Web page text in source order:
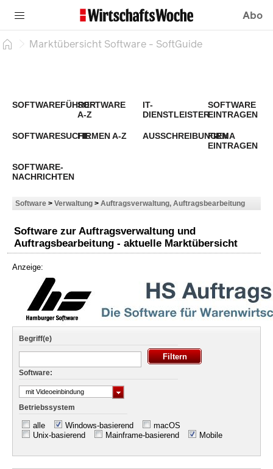
Abo
Marktübersicht Software - SoftGuide
SOFTWAREFÜHRERSOFTWARE
A-Z
IT-
DIENSTLEISTER
SOFTWARE
EINTRAGEN
SOFTWARESUCHEFIRMEN A-Z AUSSCHREIBUNGEN
FIRMA
EINTRAGEN
SOFTWARE-
NACHRICHTEN
Software > Verwaltung > Auftragsverwaltung, Auftragsbearbeitung
Software zur Auftragsverwaltung und
Auftragsbearbeitung - aktuelle Marktübersicht
Anzeige:
Begriff(e)
Software:
mit Videoeinbindung
Betriebssystem
alle Windows-basierend
macOS
Unix-basierend
Mainframe-basierend Mobile